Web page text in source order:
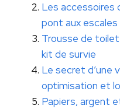
Les accessoires
pont aux escales
Trousse de
kit de survie
Le secret d’une
optimisation et
Papiers, argent